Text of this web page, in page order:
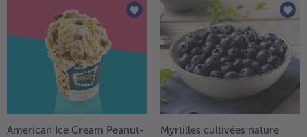
American Ice Cream Peanut-
Myrtilles cultivées nature